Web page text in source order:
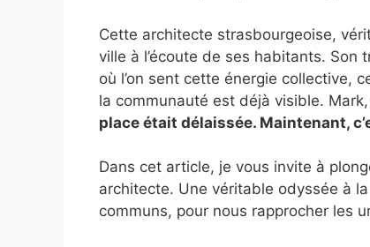
Cette architecte strasbourgeoise,
ville à l’écoute de ses habitants.
où l’on sent cette énergie collective,
la communauté est déjà visible.
place était délaissée. Maintenant,
Dans cet article, je vous invite à
architecte. Une véritable odyssée à
communs, pour nous rapprocher les